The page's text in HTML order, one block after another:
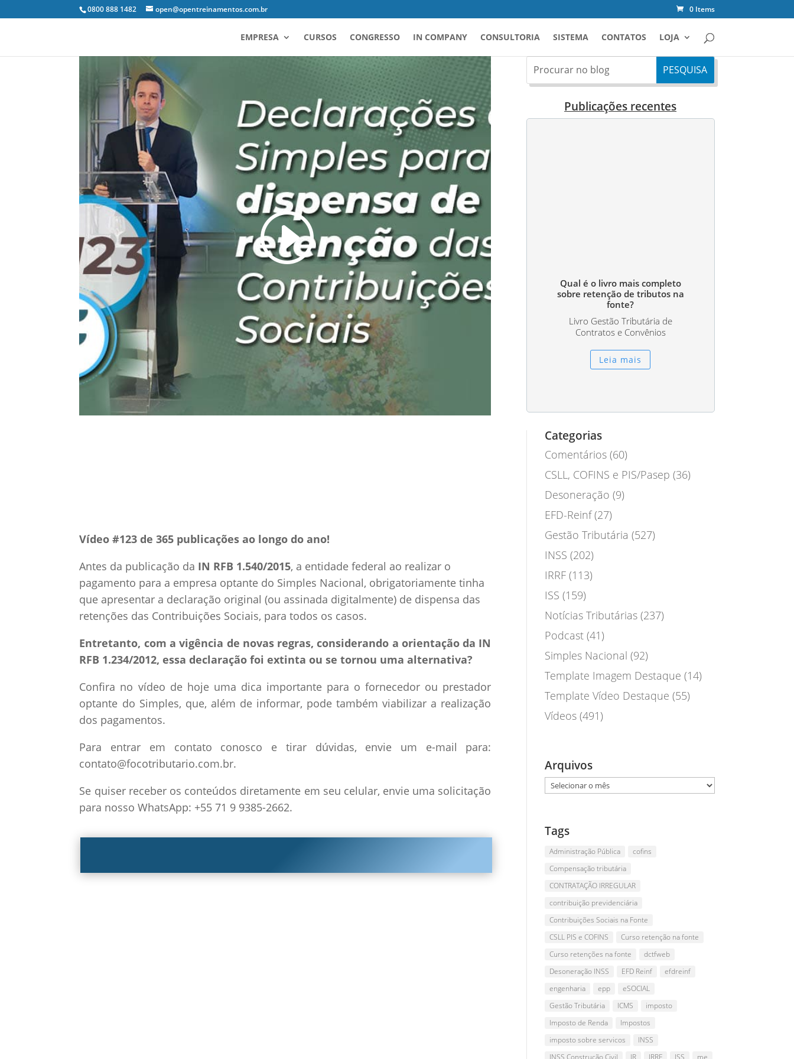
0800 888 1482 open@opentreinamentos.com.br 0 Items
EMPRESA CURSOS CONGRESSO IN COMPANY CONSULTORIA SISTEMA CONTATOS LOJA
Vídeo #123 de 365 publicações ao longo do ano!
Antes da publicação da IN RFB 1.540/2015, a entidade federal ao realizar o
pagamento para a empresa optante do Simples Nacional, obrigatoriamente tinha
que apresentar a declaração original (ou assinada digitalmente) de dispensa das
retenções das Contribuições Sociais, para todos os casos.
Entretanto, com a vigência de novas regras, considerando a orientação da IN
RFB 1.234/2012, essa declaração foi extinta ou se tornou uma alternativa?
Confira no vídeo de hoje uma dica importante para o fornecedor ou prestador
optante do Simples, que, além de informar, pode também viabilizar a realização
dos pagamentos.
Para entrar em contato conosco e tirar dúvidas, envie um e-mail para:
contato@focotributario.com.br.
Se quiser receber os conteúdos diretamente em seu celular, envie uma solicitação
para nosso WhatsApp: +55 71 9 9385-2662.
Publicações recentes
Qual é o livro mais completo
sobre retenção de tributos na
fonte?
Livro Gestão Tributária de
Contratos e Convênios
Leia mais
Categorias
Comentários(60)
CSLL, COFINS e PIS/Pasep (36)
Desoneração (9)
EFD-Reinf(27)
Gestão Tributária (527)
INSS (202)
IRRF(113)
ISS (159)
Notícias Tributárias(237)
Podcast(41)
Simples Nacional (92)
Template Imagem Destaque (14)
Template Vídeo Destaque (55)
Vídeos(491)
Arquivos
Arquivos
Tags
Administração Pública
cofins
Compensação tributária
CONTRATAÇÃO IRREGULAR
contribuição previdenciária
Contribuições Sociais na Fonte
CSLL PIS e COFINS
Curso retenção na fonte
Curso retenções na fonte
dctfweb
Desoneração INSS
EFD Reinf
efdreinf
engenharia
epp
eSOCIAL
Gestão Tributária
ICMS
imposto
Imposto de Renda
Impostos
imposto sobre servicos
INSS
INSS Construção Civil
IR IRRF ISS
me